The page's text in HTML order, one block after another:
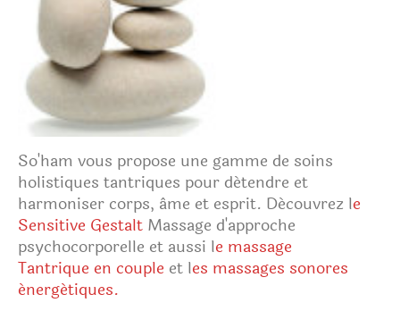
So'ham vous propose une gamme de soins
holistiques tantriques pour détendre et
harmoniser corps, âme et esprit. Découvrez le
Sensitive Gestalt Massage d'approche
psychocorporelle et aussi le massage
Tantrique en couple et les massages sonores
énergétiques.